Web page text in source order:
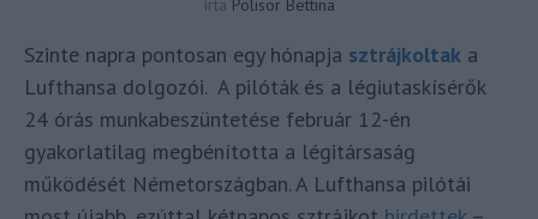
Szinte napra pontosan egy hónapja sztrájkoltak a
Lufthansa dolgozói. A pilóták és a légiutaskísérők
24 órás munkabeszüntetése február 12-én
gyakorlatilag megbénította a légitársaság
működését Németországban. A Lufthansa pilótái